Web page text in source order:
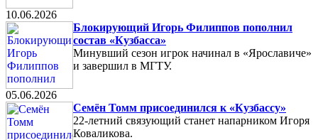
10.06.2026
Блокирующий Игорь Филиппов пополнил
состав «Кузбасса»
Минувший сезон игрок начинал в «Ярославиче»
и завершил в МГТУ.
05.06.2026
Семён Томм присоединился к «Кузбассу»
22-летний связующий станет напарником Игоря
Коваликова.